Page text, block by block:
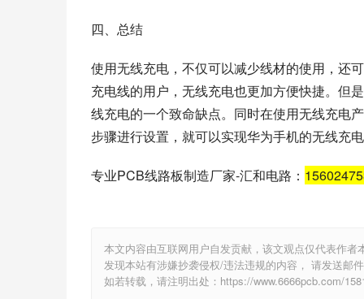
四、总结
使用无线充电，不仅可以减少线材的使用，还
充电线的用户，无线充电也更加方便快捷。但
线充电的一个致命缺点。同时在使用无线充电
步骤进行设置，就可以实现华为手机的无线充
专业PCB线路板制造厂家-汇和电路：
本文内容由互联网用户自发贡献，该文观点仅代表作
发现本站有涉嫌抄袭侵权/违法违规的内容， 请发送邮
如若转载，请注明出处：https://www.6666pcb.com/